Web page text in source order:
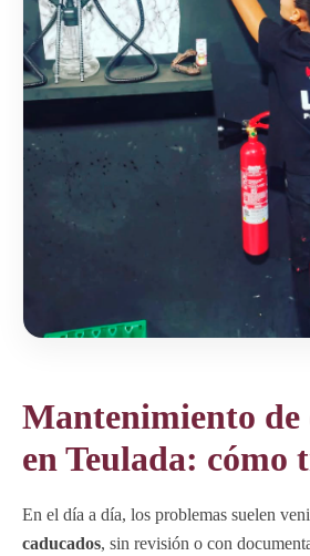
Mantenimiento de
en Teulada: cómo
En el día a día, los problemas suelen
caducados, sin revisión o con